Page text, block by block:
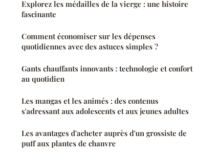
Explorez les médailles de la vierge : une histoire
fascinante
Comment économiser sur les dépenses
quotidiennes avec des astuces simples ?
Gants chauffants innovants : technologie et confort
au quotidien
Les mangas et les animés : des contenus
s'adressant aux adolescents et aux jeunes adultes
Les avantages d'acheter auprès d'un grossiste de
puff aux plantes de chanvre